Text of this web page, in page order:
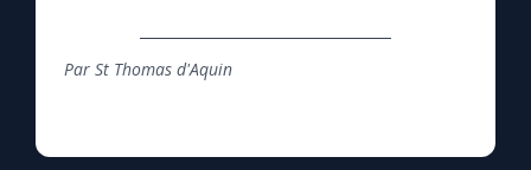
Par St Thomas d'Aquin